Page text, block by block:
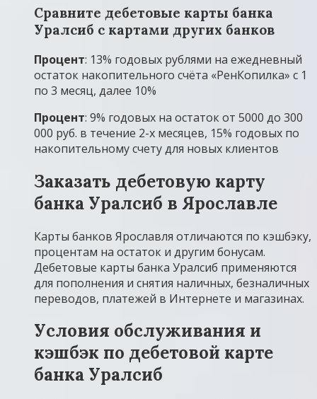
Сравните дебетовые карты банка
Уралсиб с картами других банков
Процент: 13% годовых рублями на ежедневный
остаток накопительного счёта «РенКопилка» с 1
по 3 месяц, далее 10%
Процент: 9% годовых на остаток от 5000 до 300
000 руб. в течение 2-х месяцев, 15% годовых по
накопительному счету для новых клиентов
Заказать дебетовую карту
банка Уралсиб в Ярославле
Карты банков Ярославля отличаются по кэшбэку,
процентам на остаток и другим бонусам.
Дебетовые карты банка Уралсиб применяются
для пополнения и снятия наличных, безналичных
переводов, платежей в Интернете и магазинах.
Условия обслуживания и
кэшбэк по дебетовой карте
банка Уралсиб